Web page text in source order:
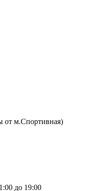
от м.Спортивная)
до 19:00